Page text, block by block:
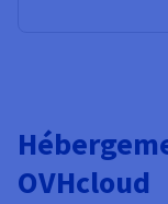
OVHcloud